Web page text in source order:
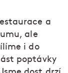
a
ale
i do
poptávky